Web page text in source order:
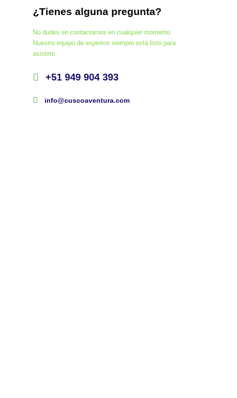
¿Tienes alguna pregunta?
No dudes en contactarnos en cualquier momento.
Nuestro equipo de expertos siempre está listo para
asistirte.
+51 949 904 393
info@cuscoaventura.com